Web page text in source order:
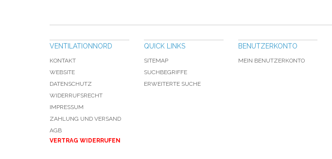
VENTILATIONNORD
KONTAKT
WEBSITE
DATENSCHUTZ
WIDERRUFSRECHT
IMPRESSUM
ZAHLUNG UND VERSAND
AGB
VERTRAG WIDERRUFEN
QUICK LINKS
SITEMAP
SUCHBEGRIFFE
ERWEITERTE SUCHE
BENUTZERKONTO
MEIN BENUTZERKONTO